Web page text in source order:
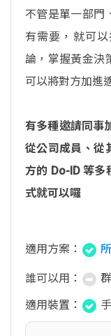
不管是單一部門
有需要，就可
論，掌握黃金決
可以將對方加進
有多種邀請同事
從公司成員、從
方的 Do-ID 等多
式就可以囉
適用方案：
誰可以用：
適用裝置：